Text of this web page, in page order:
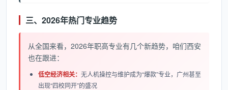
三、2026年热门专业趋势
从全国来看，2026年职高专业有几个新趋势，咱们西安
也在跟进：
低空经济相关： 无人机操控与维护成为“爆款”专业，广州甚至
出现“四校同开”的盛况